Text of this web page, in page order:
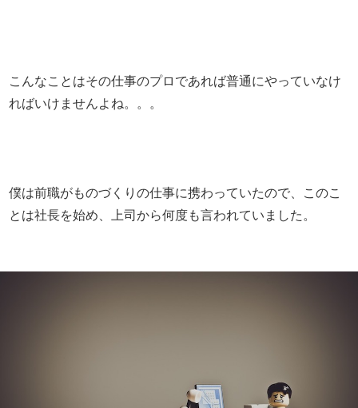
こんなことはその仕事のプロであれば普通にやっていなけ
ればいけませんよね。。。
僕は前職がものづくりの仕事に携わっていたので、このこ
とは社長を始め、上司から何度も言われていました。